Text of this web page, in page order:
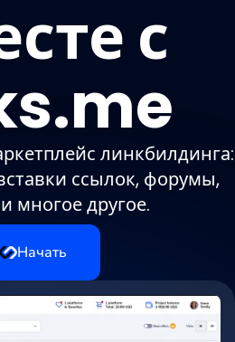
с
линкбилдинга:
ссылок, форумы,
многое другое.
Начать